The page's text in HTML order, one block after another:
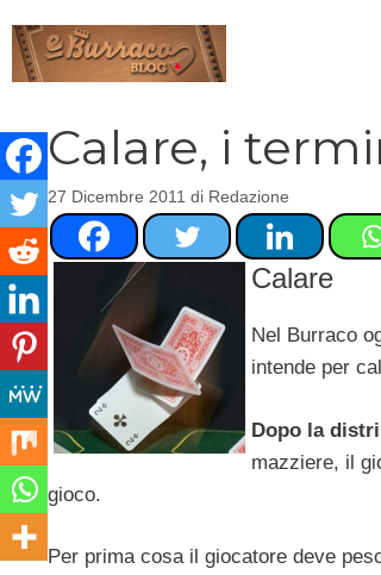
contenuto
Calare, i
27 Dicembre 2011 di Redazione
Calare
Nel Burraco
intende per
Dopo la
mazziere, il
gioco.
Per prima cosa il giocatore deve